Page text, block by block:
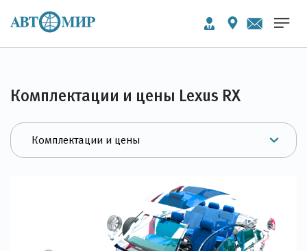
Комплектации и цены Lexus RX